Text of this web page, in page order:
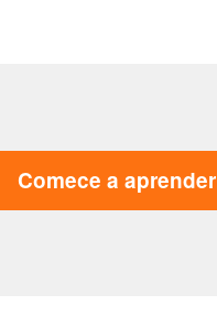
Comece a aprender